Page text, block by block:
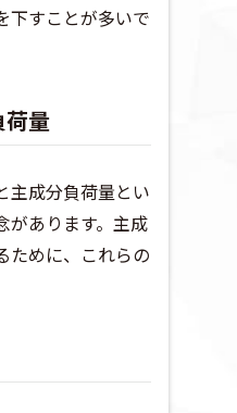
下すことが多いで
荷量
主成分負荷量とい
があります。主成
ために、これらの